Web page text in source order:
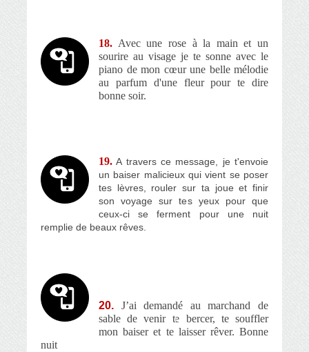
18. Avec une rose à la main et un
sourire au visage je te sonne avec le
piano de mon cœur une belle mélodie
au parfum d'une fleur pour te dire
bonne soir.
19. A travers ce message, je t'envoie
un baiser malicieux qui vient se poser
tes lèvres, rouler sur ta joue et finir
son voyage sur tes yeux pour que
ceux-ci se ferment pour une nuit
remplie de beaux rêves.
20. J’ai demandé au marchand de
sable de venir te bercer, te souffler
mon baiser et te laisser rêver. Bonne
nuit